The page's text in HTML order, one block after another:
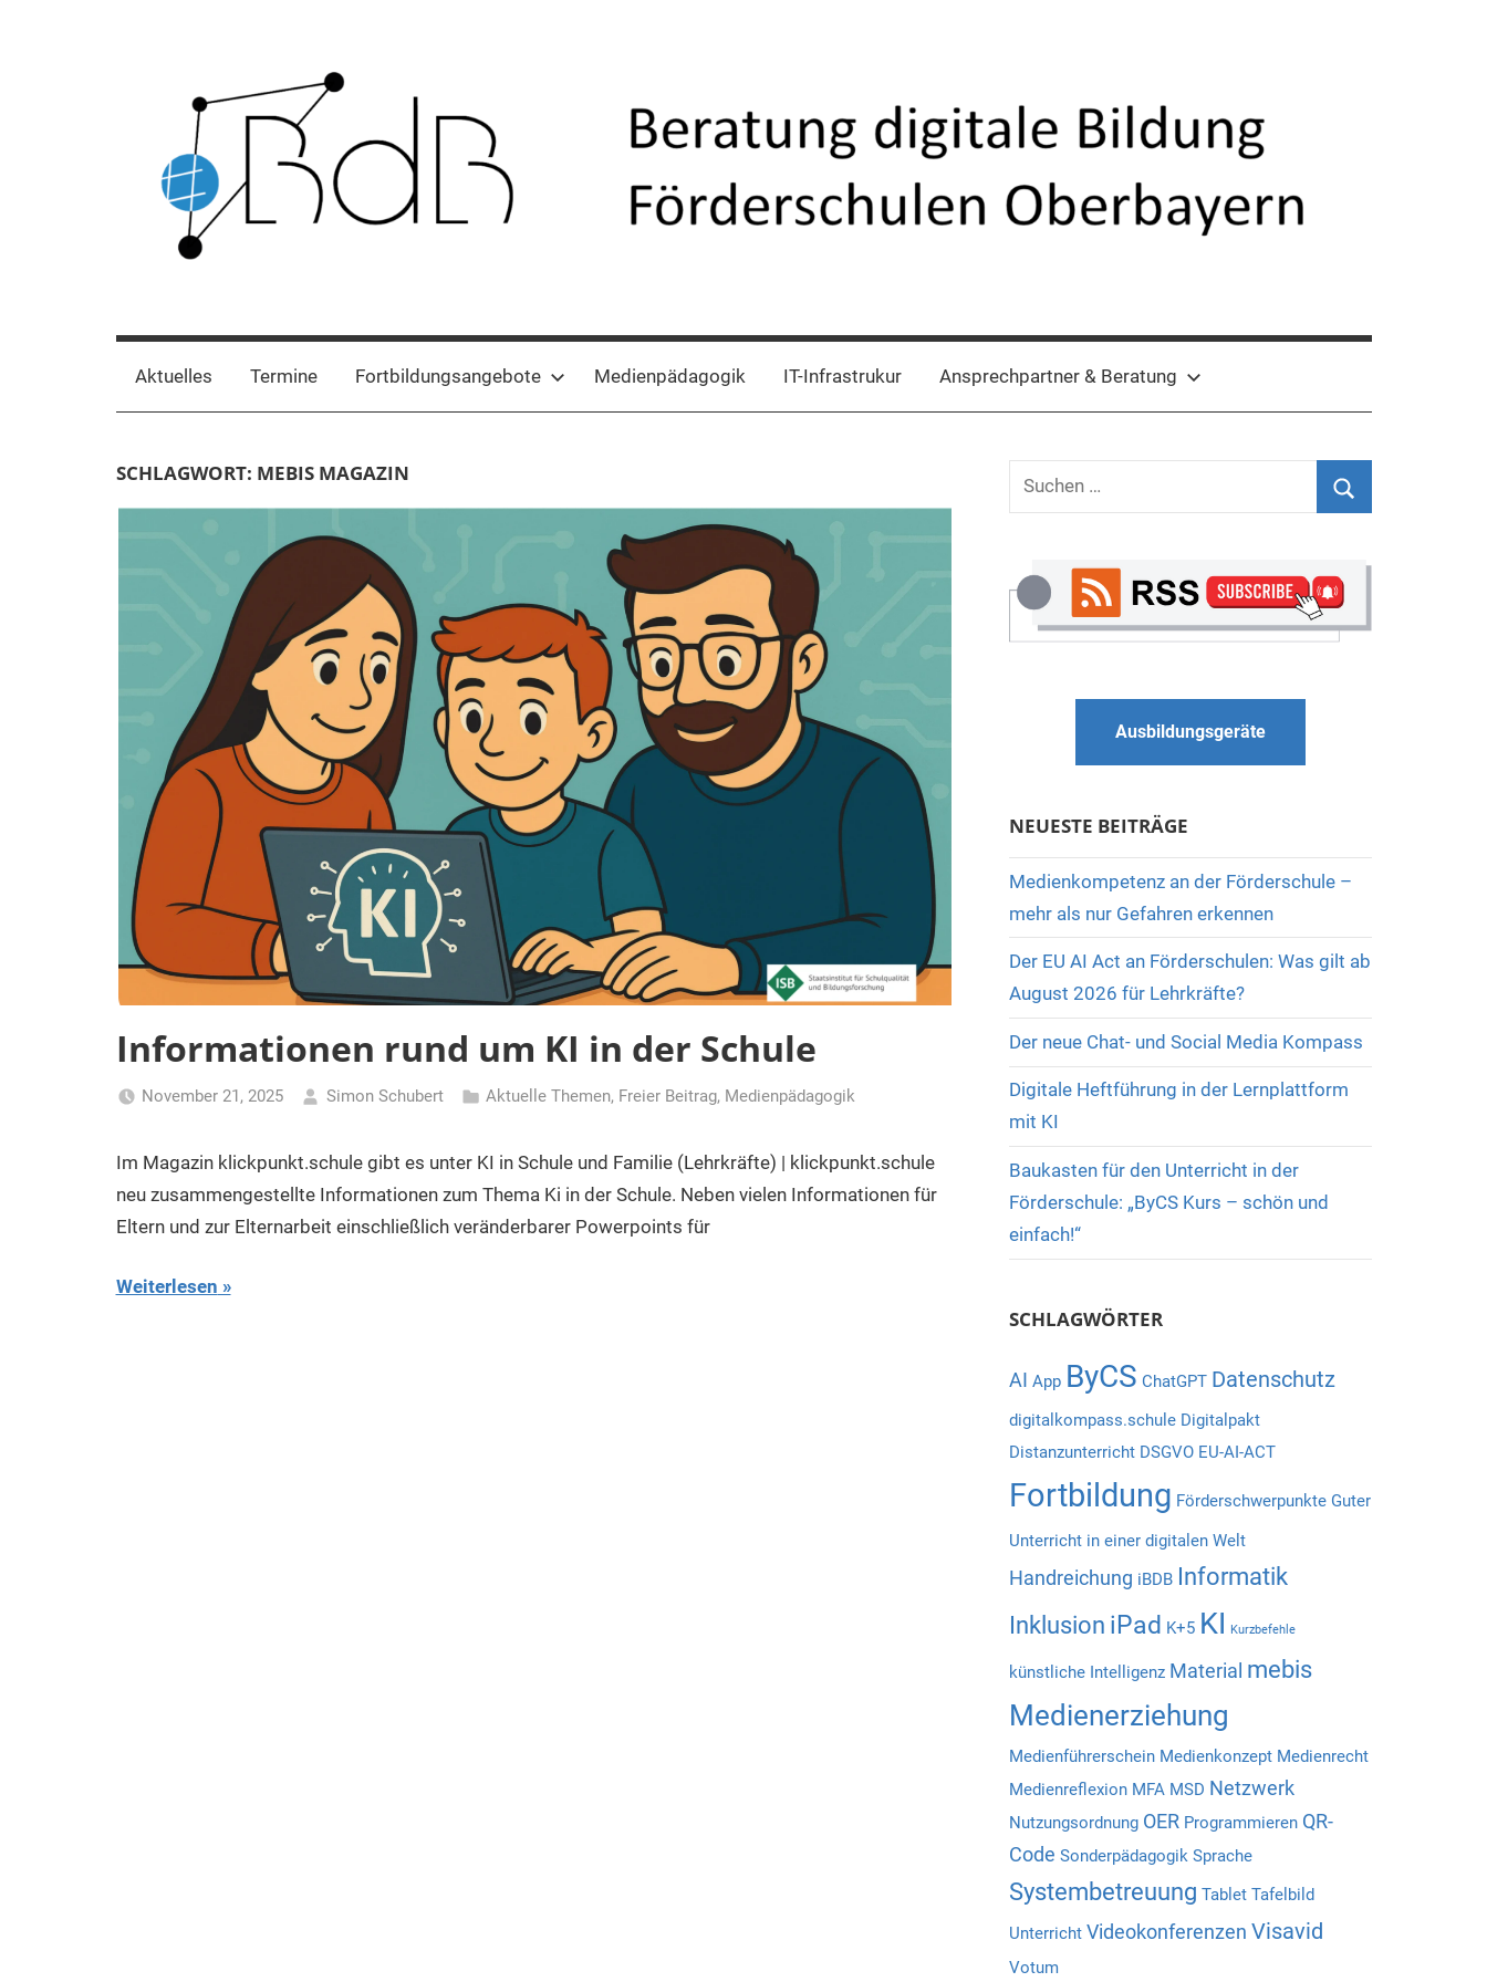
Beratung
digitale
Bildung
(BdB)
Oberbayern
Aktuelles Termine Fortbildungsangebote Medienpädagogik IT-Infrastrukur Ansprechpartner & Beratung
SCHLAGWORT: MEBIS MAGAZIN
Informationen rund um KI in der Schule
November 21, 2025 Simon Schubert Aktuelle Themen, Freier Beitrag, Medienpädagogik
Im Magazin klickpunkt.schule gibt es unter KI in Schule und Familie (Lehrkräfte) | klickpunkt.schule
neu zusammengestellte Informationen zum Thema Ki in der Schule. Neben vielen Informationen für
Eltern und zur Elternarbeit einschließlich veränderbarer Powerpoints für
Weiterlesen
Suchen
Ausbildungsgeräte
NEUESTE BEITRÄGE
Medienkompetenz an der Förderschule –
mehr als nur Gefahren erkennen
Der EU AI Act an Förderschulen: Was gilt ab
August 2026 für Lehrkräfte?
Der neue Chat- und Social Media Kompass
Digitale Heftführung in der Lernplattform
mit KI
Baukasten für den Unterricht in der
Förderschule: „ByCS Kurs – schön und
einfach!“
SCHLAGWÖRTER
AI App ByCS ChatGPT Datenschutz
digitalkompass.schule Digitalpakt
Distanzunterricht DSGVO EU-AI-ACT
Fortbildung Förderschwerpunkte Guter
Unterricht in einer digitalen Welt
Handreichung iBDB
Informatik
Inklusion iPad K+5 KI Kurzbefehle
künstliche Intelligenz Material mebis
Medienerziehung
Medienführerschein Medienkonzept Medienrecht
Medienreflexion MFA MSD Netzwerk
Nutzungsordnung OER Programmieren QR-
Code Sonderpädagogik Sprache
Systembetreuung Tablet Tafelbild
Unterricht Videokonferenzen Visavid
Votum